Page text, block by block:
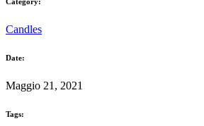
Candles
Date:
Maggio 21, 2021
Tags: